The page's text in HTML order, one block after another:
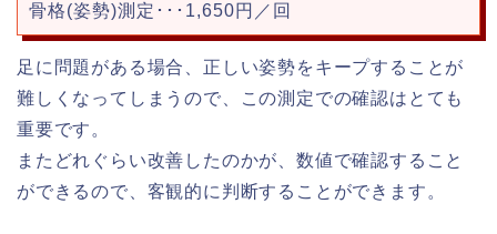
骨格(姿勢)測定･･･1,650円／回
足に問題がある場合、正しい姿勢をキープすることが
難しくなってしまうので、この測定での確認はとても
重要です。
またどれぐらい改善したのかが、数値で確認すること
ができるので、客観的に判断することができます。